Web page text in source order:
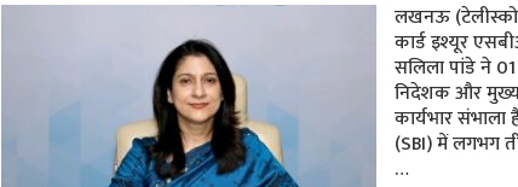
लखनऊ
कार्ड इश्यूर
सलिला पांडे ने
निदेशक और मुख्य
कार्यभार संभाला
(SBI) में लगभग
…